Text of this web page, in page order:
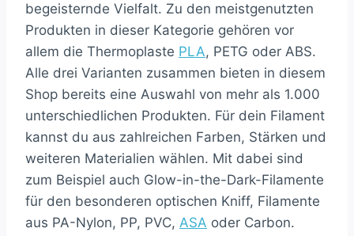
begeisternde Vielfalt. Zu den meistgenutzten
Produkten in dieser Kategorie gehören vor
allem die Thermoplaste PLA, PETG oder ABS.
Alle drei Varianten zusammen bieten in diesem
Shop bereits eine Auswahl von mehr als 1.000
unterschiedlichen Produkten. Für dein Filament
kannst du aus zahlreichen Farben, Stärken und
weiteren Materialien wählen. Mit dabei sind
zum Beispiel auch Glow-in-the-Dark-Filamente
für den besonderen optischen Kniff, Filamente
aus PA-Nylon, PP, PVC, ASA oder Carbon.